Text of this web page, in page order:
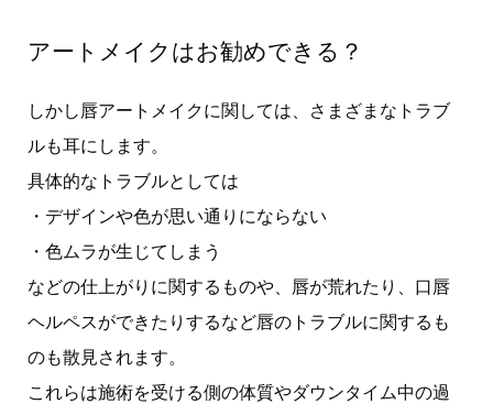
アートメイクはお勧めできる？
しかし唇アートメイクに関しては、さまざまなトラブ
ルも耳にします。
具体的なトラブルとしては
・デザインや色が思い通りにならない
・色ムラが生じてしまう
などの仕上がりに関するものや、唇が荒れたり、口唇
ヘルペスができたりするなど唇のトラブルに関するも
のも散見されます。
これらは施術を受ける側の体質やダウンタイム中の過